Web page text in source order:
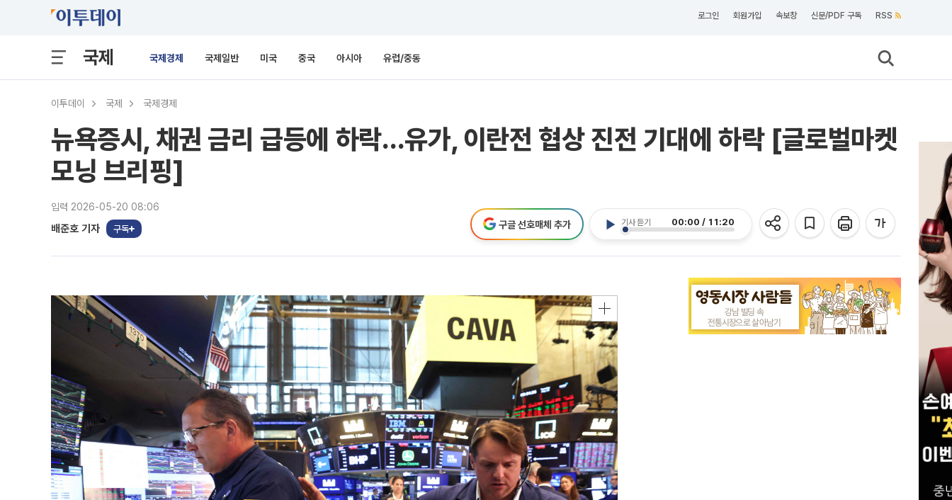
로그인 회원가입 속보창 신문/PDF 구독 RSS
국제 국제경제 국제일반 미국 중국 아시아 유럽/중동
이투데이 국제 국제경제
뉴욕증시, 채권 금리 급등에 하락…유가, 이란전 협상 진전 기대에 하락 [글로벌마켓
모닝 브리핑]
입력 2026-05-20 08:06
배준호 기자 구독
기사 듣기 00:00 / 11:20
구글 선호매체 추가